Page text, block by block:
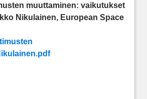
muuttaminen: vaikutukset
Nikulainen, European Space